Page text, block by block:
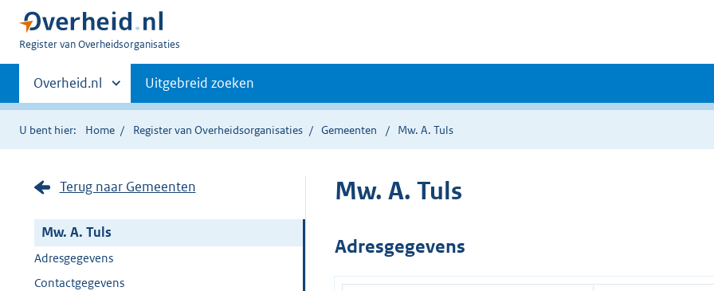
U
Register van Overheidsorganisaties
Primaire
navigatie
Andere
sites
binnen
Overheid.nl Uitgebreid zoeken
U bent hier: Home Register van Overheidsorganisaties Gemeenten Mw. A. Tuls
Terug naar Gemeenten
Mw. A. Tuls
Adresgegevens
Contactgegevens
Mw. A. Tuls
Adresgegevens